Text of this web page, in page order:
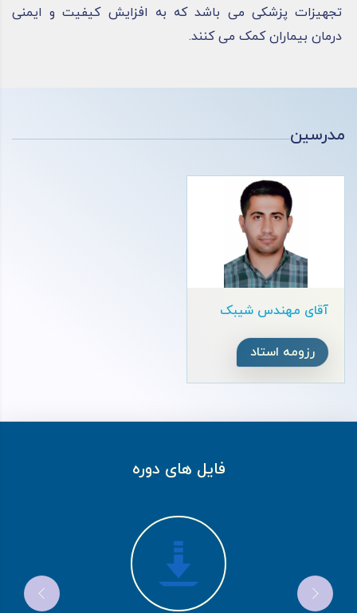
تجهیزات پزشکی می باشد که به افزایش کیفیت و ایمنی
درمان بیماران کمک می‌ کنند.
مدرسین
آقای مهندس شیبک
رزومه استاد
فایل های دوره